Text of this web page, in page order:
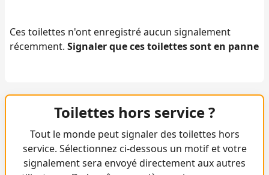
Ces toilettes n'ont enregistré aucun signalement
récemment. Signaler que ces toilettes sont en panne
Toilettes hors service ?
Tout le monde peut signaler des toilettes hors
service. Sélectionnez ci-dessous un motif et votre
signalement sera envoyé directement aux autres